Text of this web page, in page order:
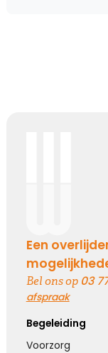
Een
Bel ons op 03
afspraak
Begeleiding
Voorzorg